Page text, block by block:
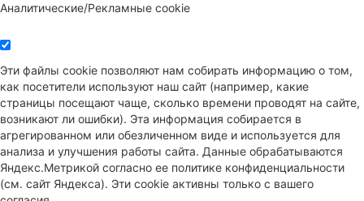
Аналитические/Рекламные cookie
Эти файлы cookie позволяют нам собирать информацию о том,
как посетители используют наш сайт (например, какие
страницы посещают чаще, сколько времени проводят на сайте,
возникают ли ошибки). Эта информация собирается в
агрегированном или обезличенном виде и используется для
анализа и улучшения работы сайта. Данные обрабатываются
Яндекс.Метрикой согласно ее политике конфиденциальности
(см. сайт Яндекса). Эти cookie активны только с вашего